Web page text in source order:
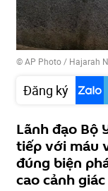
© AP Photo / Hajarah
Đăng ký
Lãnh đạo Bộ
tiếp với máu
đúng biện
cao cảnh